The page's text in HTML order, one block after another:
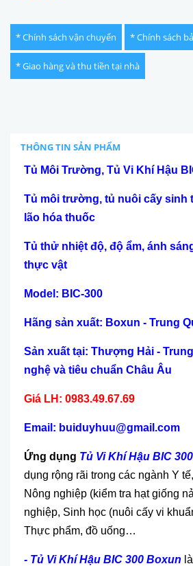
* Chính sách vận chuyển * Chính sách
* Giao hàng và thu tiền tại nhà
THÔNG TIN SẢN PHẨM
Tủ Môi Trường, Tủ Vi Khí Hậu
Tủ môi trường, tủ nuôi cấy sinh
lão hóa thuốc
Tủ thử nhiệt độ, độ ẩm, ánh
thực vật
Model: BIC-300
Hãng sản xuất: Boxun - Trung
Sản xuất tại: Thượng Hải -
nghệ và tiêu chuẩn Châu Âu
Giá LH: 0983.49.67.69
Email: buiduyhuu@gmail.com
Ứng dụng Tủ Vi Khí Hậu BIC
dụng rộng rãi trong các ngành Y
Nông nghiệp (kiểm tra hạt giống
nghiệp, Sinh học (nuôi cấy vi
Thực phẩm, đồ uống…
- Tủ Vi Khí Hậu BIC 300 Boxun